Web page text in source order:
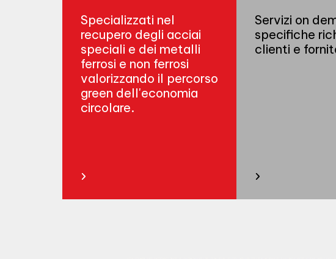
Specializzati nel
recupero degli acciai
speciali e dei metalli
ferrosi e non ferrosi
valorizzando il percorso
green dell'economia
circolare.
Servizi on
specifiche
clienti e